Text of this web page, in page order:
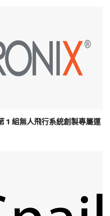
1 組無人飛行系統創製專屬運